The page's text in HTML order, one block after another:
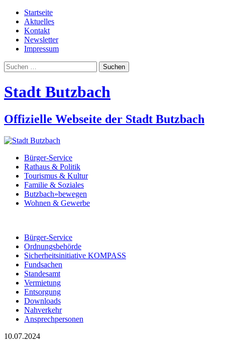
Startseite
Aktuelles
Kontakt
Newsletter
Impressum
Suchen
nach:
Stadt Butzbach
Offizielle Webseite der Stadt Butzbach
Bürger-Service
Rathaus & Politik
Tourismus & Kultur
Familie & Soziales
Butzbach»bewegen
Wohnen & Gewerbe
Bürger-Service
Ordnungsbehörde
Sicherheitsinitiative KOMPASS
Fundsachen
Standesamt
Vermietung
Entsorgung
Downloads
Nahverkehr
Ansprechpersonen
10.07.2024